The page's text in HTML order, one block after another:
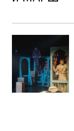
Истории успеха
Истории успеха
Работы
Работы
Universal
Universal